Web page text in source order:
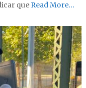
queRead More…